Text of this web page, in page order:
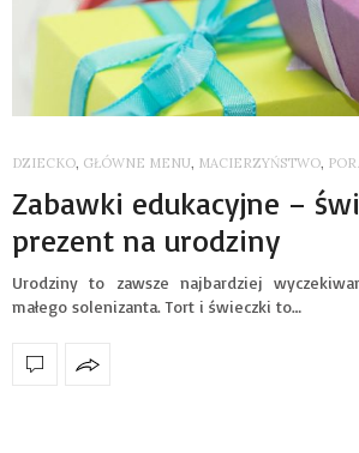
DZIECKO, GŁÓWNE MENU, MACIERZYŃSTWO,
Zabawki edukacyjne –
prezent na urodziny
Urodziny to zawsze najbardziej
małego solenizanta. Tort i świeczki to…